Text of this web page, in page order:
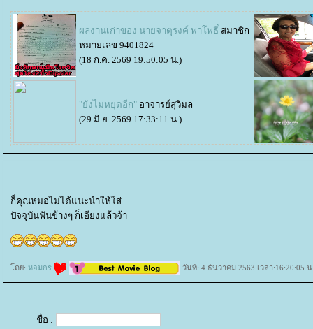
ผลงานเก่าของ นายจาตุรงค์ พาโพธิ์ สมาชิก
หมายเลข 9401824
(18 ก.ค. 2569 19:50:05 น.)
"ยังไม่หยุดอีก" อาจารย์สุวิมล
(29 มิ.ย. 2569 17:33:11 น.)
ก็คุณหมอไม่ได้แนะนำให้ใส่
ปัจจุบันฟันข้างๆ ก็เอียงแล้วจ้า
ดย: หอมกร วันที่: 4 ธันวาคม 2563 เวลา:16:20:05
ชื่อ :